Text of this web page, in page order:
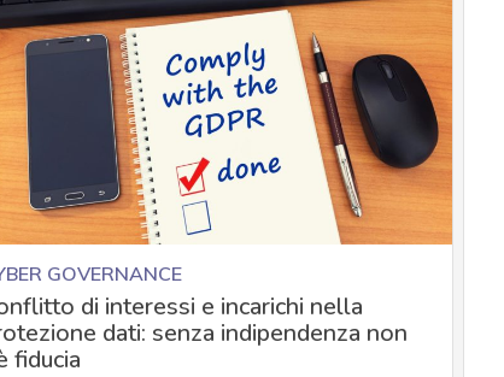
GOVERNANCE
di interessi e incarichi nella
dati: senza indipendenza non
fiducia